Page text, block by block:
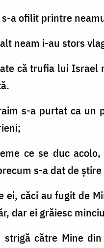
a ofilit printre
neam i-au stors
că trufia lui Israel
s-a purtat ca un
ce se duc
s-a dat de
ei, căci au fugit de
dar ei grăiesc
strigă către Mine